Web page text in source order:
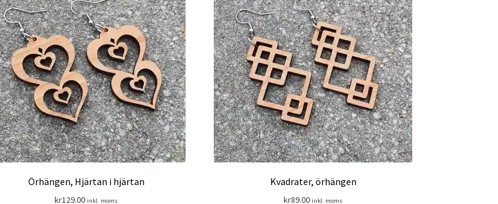
Örhängen, Hjärtan i hjärtan
kr129.00 inkl. moms
Kvadrater, örhängen
kr89.00 inkl. moms